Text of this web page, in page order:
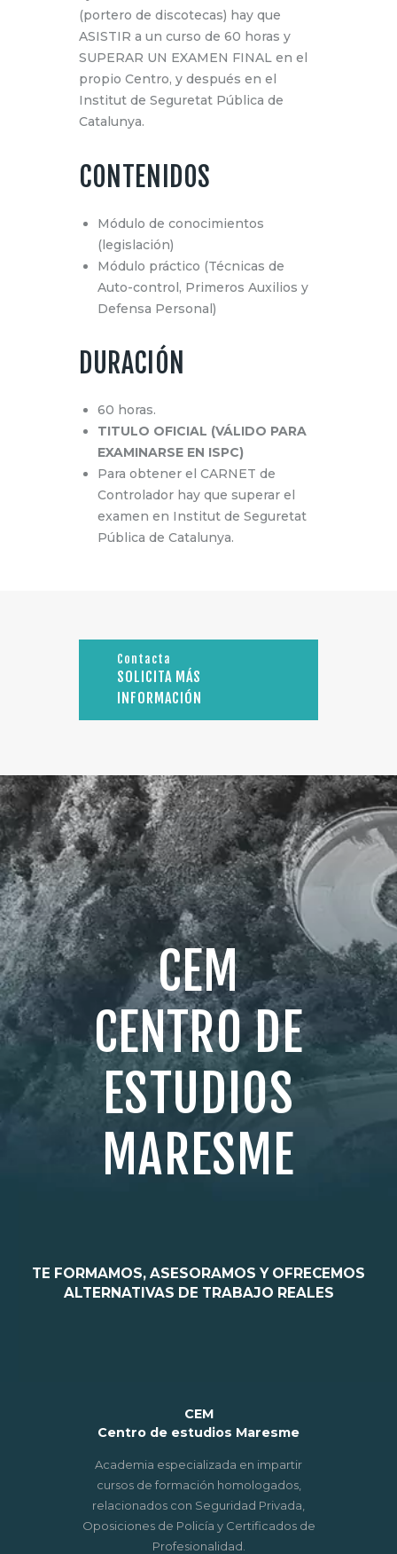
(portero de discotecas) hay que
ASISTIR a un curso de 60 horas y
SUPERAR UN EXAMEN FINAL en el
propio Centro, y después en el
Institut de Seguretat Pública de
Catalunya.
CONTENIDOS
Módulo de conocimientos
(legislación)
Módulo práctico (Técnicas de
Auto-control, Primeros Auxilios y
Defensa Personal)
DURACIÓN
60 horas.
TITULO OFICIAL (VÁLIDO PARA
EXAMINARSE EN ISPC)
Para obtener el CARNET de
Controlador hay que superar el
examen en Institut de Seguretat
Pública de Catalunya.
Contacta
SOLICITA MÁS
INFORMACIÓN
CEM
CENTRO DE
ESTUDIOS
MARESME
TE FORMAMOS, ASESORAMOS Y OFRECEMOS
ALTERNATIVAS DE TRABAJO REALES
CEM
Centro de estudios Maresme
Academia especializada en impartir
cursos de formación homologados,
relacionados con Seguridad Privada,
Oposiciones de Policía y Certificados de
Profesionalidad.